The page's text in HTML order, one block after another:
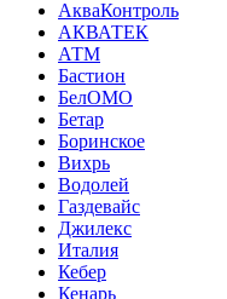
АкваКонтроль
АКВАТЕК
АТМ
Бастион
БелОМО
Бетар
Боринское
Вихрь
Водолей
Газдевайс
Джилекс
Италия
Кебер
Кенарь